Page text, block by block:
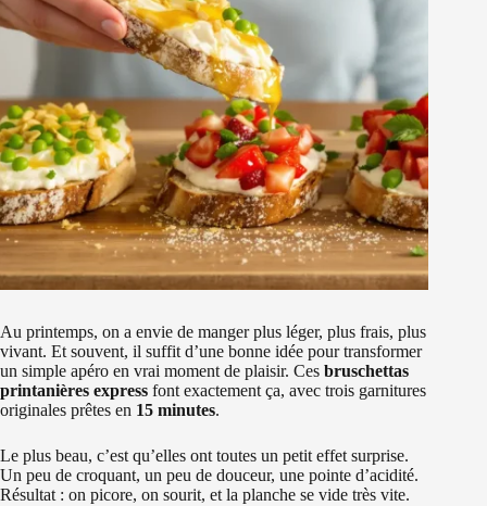
Au printemps, on a envie de manger plus léger, plus frais, plus
vivant. Et souvent, il suffit d’une bonne idée pour transformer
un simple apéro en vrai moment de plaisir. Ces bruschettas
printanières express font exactement ça, avec trois garnitures
originales prêtes en 15 minutes.
Le plus beau, c’est qu’elles ont toutes un petit effet surprise.
Un peu de croquant, un peu de douceur, une pointe d’acidité.
Résultat : on picore, on sourit, et la planche se vide très vite.